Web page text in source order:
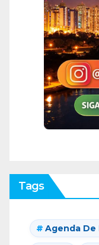
Tags
Agenda De